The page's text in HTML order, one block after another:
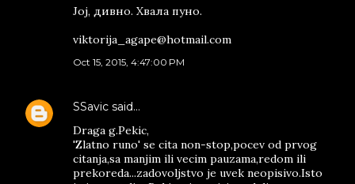
Јој, дивно. Хвала пуно.
viktorija_agape@hotmail.com
Oct 15, 2015, 4:47:00 PM
SSavic said…
Draga g.Pekic,
'Zlatno runo' se cita non-stop,pocev od prvog
citanja,sa manjim ili vecim pauzama,redom ili
prekoreda...zadovoljstvo je uvek neopisivo.Isto